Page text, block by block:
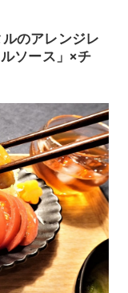
のアレンジレ
ソース」×チ